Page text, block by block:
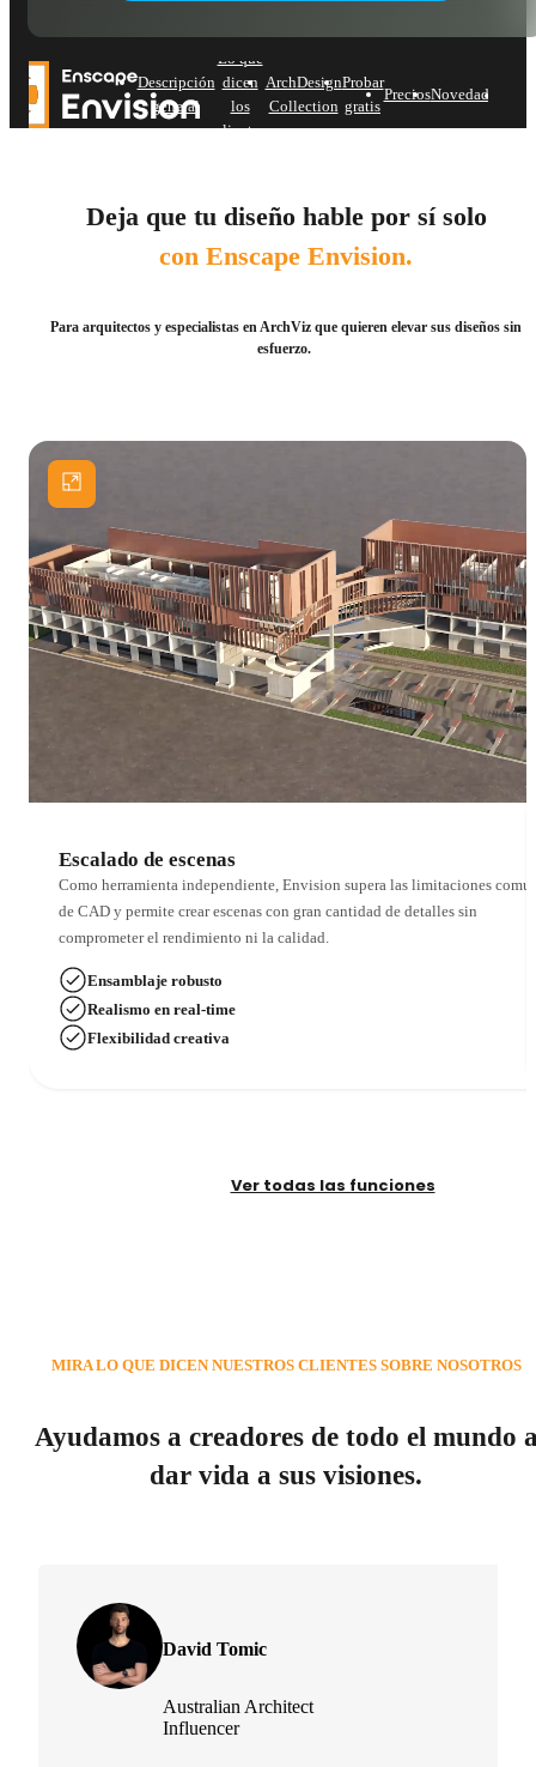
Descripción
general
Lo que
dicen
los
clientes
ArchDesign
Collection
Probar
gratis
PreciosNovedades
Deja que tu diseño hable por sí solo
con Enscape Envision.
Para arquitectos y especialistas en ArchViz que quieren elevar sus diseños sin
esfuerzo.
Escalado de escenas
Como herramienta independiente, Envision supera las limitaciones
de CAD y permite crear escenas con gran cantidad de detalles sin
comprometer el rendimiento ni la calidad.
Ensamblaje robusto
Realismo en real-time
Flexibilidad creativa
Ver todas las funciones
Ayudamos a creadores de todo el mundo
dar vida a sus visiones.
MIRA LO QUE DICEN NUESTROS CLIENTES SOBRE NOSOTROS
David Tomic
Australian Architect
Influencer